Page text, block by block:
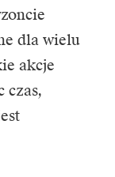
dla wielu
akcje
czas,